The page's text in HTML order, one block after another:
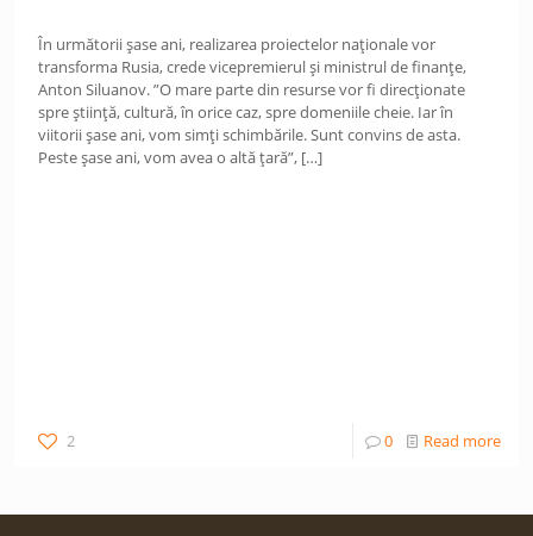
În următorii șase ani, realizarea proiectelor naționale vor
transforma Rusia, crede vicepremierul și ministrul de finanțe,
Anton Siluanov. ”O mare parte din resurse vor fi direcționate
spre știință, cultură, în orice caz, spre domeniile cheie. Iar în
viitorii șase ani, vom simți schimbările. Sunt convins de asta.
Peste șase ani, vom avea o altă țară”, […]
2 0 Read more